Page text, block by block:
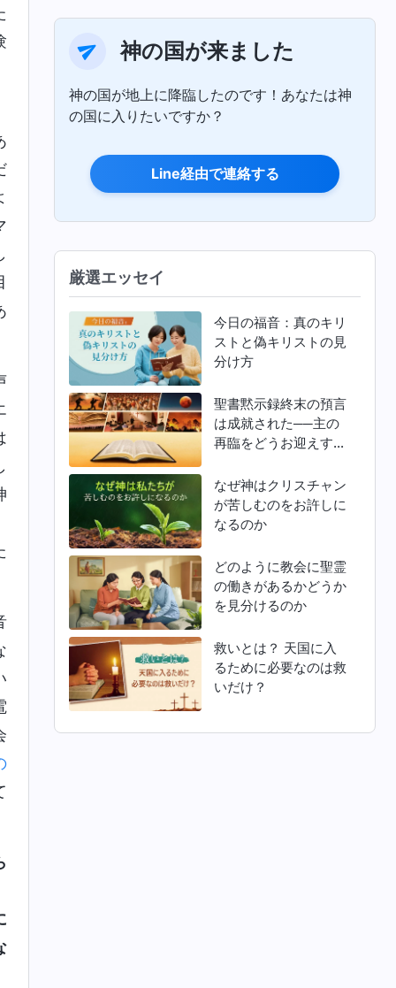
神の国が来ました
神の国が地上に降臨したのです！あなたは神
の国に入りたいですか？
Line経由で連絡する
厳選エッセイ
今日の福音：真のキリ
ストと偽キリストの見
分け方
聖書黙示録終末の預言
は成就された──主の
再臨をどうお迎えすれ
なぜ神はクリスチャン
が苦しむのをお許しに
なるのか
どのように教会に聖霊
の働きがあるかどうか
を見分けるのか
救いとは？ 天国に入
るために必要なのは救
いだけ？